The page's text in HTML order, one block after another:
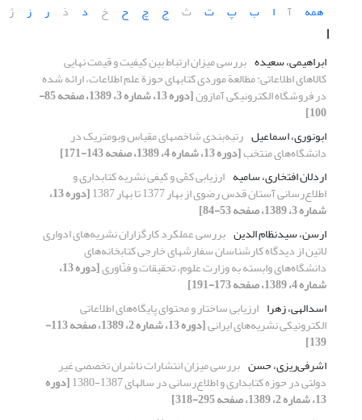
همه
آ ا ب پ ت ث ج چ ح خ د ذ ر ز ژ
ا
ابراهیمی، سعیده بررسی میزان ارتباط بین کیفیت و قیمت نهایی
کالاهای اطلاعاتی: مطالعة موردی کتابهای حوزة علم اطلاعات، ارائه شده
در فروشگاه الکترونیکی آمازون [دوره 13، شماره 3، 1389، صفحه 85-
100]
ابونوری، اسماعیل رتبه‌بندی شاخصهای مقیاس وبومتریک در
دانشگاه‌های منتخب[دوره 13، شماره 4، 1389، صفحه 143-171]
اردلان افتخاری، سامیه ارزیابی کمّی و کیفی نشریه کتابداری و
اطلاع‌رسانی آستان قدس رضوی از بهار 1377 تا بهار 1387 [دوره 13،
شماره 3، 1389، صفحه 53-84]
ارسن، سیدنظام الدین بررسی عملکرد کارگزاران نشریه‌های ادواری
لاتین از دیدگاه کارشناسان سفارشهای خارجی کتابخانه‌های
دانشگاه‌های وابسته به وزارت علوم، تحقیقات و فنّاوری [دوره 13،
شماره 4، 1389، صفحه 173-191]
اسدالهی، زهرا ارزیابی ساختار و محتوای پایگاه‌های اطلاعاتی
الکترونیکی نشریه‌های ایرانی [دوره 13، شماره 2، 1389، صفحه 113-
139]
اشرفی‌ریزی، حسن بررسی میزان انتشارات ناشران تخصصی غیر
دولتی در حوزه کتابداری و اطلاع‌رسانی در سالهای 1387-1380 [دوره
13، شماره 2، 1389، صفحه 295-318]